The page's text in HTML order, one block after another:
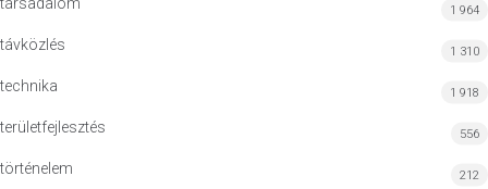
1 964
távközlés 1 310
technika 1 918
területfejlesztés 556
történelem 212